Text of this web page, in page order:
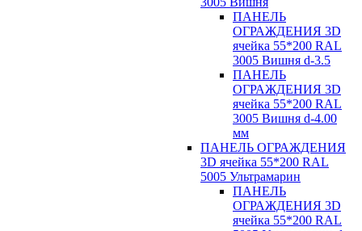
ПАНЕЛЬ
ОГРАЖДЕНИЯ 3D
ячейка 55*200 RAL
3005 Вишня d-3.5
ПАНЕЛЬ
ОГРАЖДЕНИЯ 3D
ячейка 55*200 RAL
3005 Вишня d-4.00
мм
ПАНЕЛЬ ОГРАЖДЕНИЯ
3D ячейка 55*200 RAL
5005 Ультрамарин
ПАНЕЛЬ
ОГРАЖДЕНИЯ 3D
ячейка 55*200 RAL